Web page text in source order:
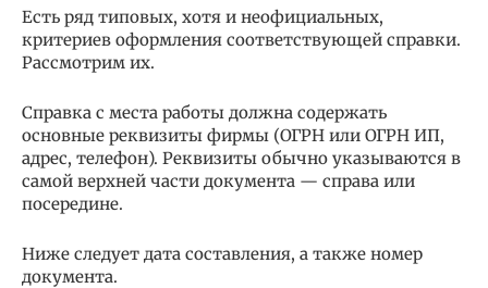
Есть ряд типовых, хотя и неофициальных,
критериев оформления соответствующей справки.
Рассмотрим их.
Справка с места работы должна содержать
основные реквизиты фирмы (ОГРН или ОГРН ИП,
адрес, телефон). Реквизиты обычно указываются в
самой верхней части документа — справа или
посередине.
Ниже следует дата составления, а также номер
документа.